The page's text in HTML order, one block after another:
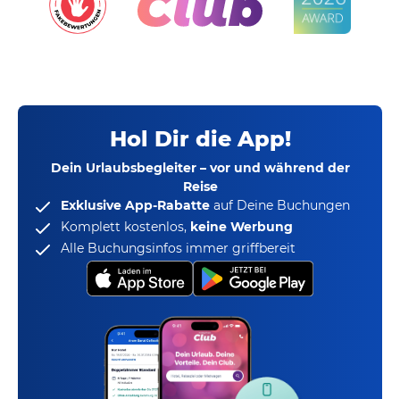
Hol Dir die App!
Dein Urlaubsbegleiter – vor und während der
Reise
Exklusive App-Rabatte auf Deine Buchungen
Komplett kostenlos, keine Werbung
Alle Buchungsinfos immer griffbereit